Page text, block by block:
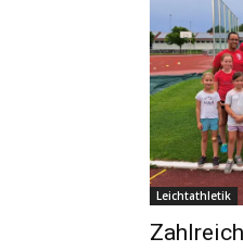
Leichtathletik